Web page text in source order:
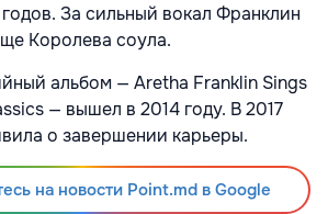
За сильный вокал Франклин
Королева соула.
альбом — Aretha Franklin Sings
— вышел в 2014 году. В 2017
о завершении карьеры.
на новости Point.md в Google